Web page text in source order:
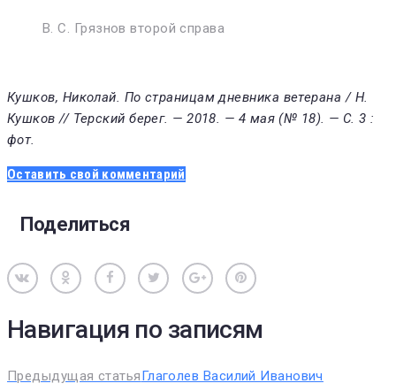
В. С. Грязнов второй справа
Кушков, Николай. По страницам дневника ветерана / Н.
Кушков // Терский берег. — 2018. — 4 мая (№ 18). — С. 3 :
фот.
Оставить свой комментарий
Поделиться
ВконтактеОдноклассники
FacebookTwitter Google+
Навигация по записям
Предыдущая статьяГлаголев Василий Иванович